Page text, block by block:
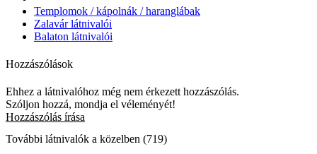
Templomok / kápolnák / haranglábak
Zalavár látnivalói
Balaton látnivalói
Hozzászólások
Ehhez a látnivalóhoz még nem érkezett hozzászólás.
Szóljon hozzá, mondja el véleményét!
Hozzászólás írása
További látnivalók a közelben (719)